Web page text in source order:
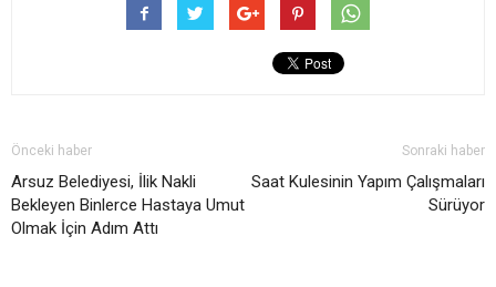
Önceki haber
Arsuz Belediyesi, İlik Nakli
Bekleyen Binlerce Hastaya Umut
Olmak İçin Adım Attı
Sonraki haber
Saat Kulesinin Yapım Çalışmaları
Sürüyor